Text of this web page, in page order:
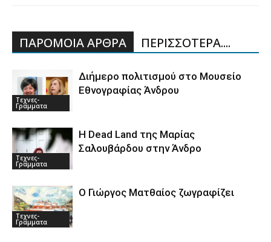
ΠΑΡΟΜΟΙΑ ΑΡΘΡΑ ΠΕΡΙΣΣΟΤΕΡΑ....
Τεχνες-
Γραμματα
Διήμερο πολιτισμού στο Μουσείο
Εθνογραφίας Άνδρου
Τεχνες-
Γραμματα
Η Dead Land της Μαρίας
Σαλουβάρδου στην Άνδρο
Τεχνες-
Γραμματα
Ο Γιώργος Ματθαίος ζωγραφίζει